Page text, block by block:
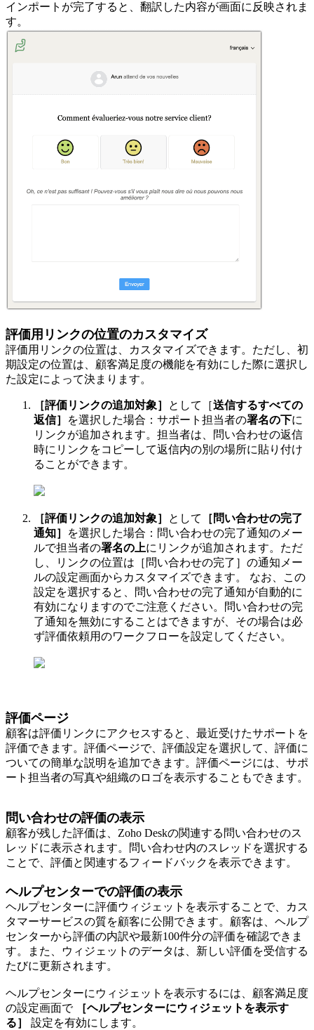
インポートが完了すると、翻訳した内容が画面に反映されま
す。
評価用リンクの位置のカスタマイズ
評価用リンクの位置は、カスタマイズできます。ただし、初
期設定の位置は、顧客満足度の機能を有効にした際に選択し
た設定によって決まります。
［評価リンクの追加対象］ として［送信するすべての
返信］
を選択した場合：サポート担当者の署名の下に
リンクが追加されます。担当者は、問い合わせの返信
時にリンクをコピーして返信内の別の場所に貼り付け
ることができます。
［評価リンクの追加対象］ として
［問い合わせの完了
通知］
を選択した場合：問い合わせの完了通知のメー
ルで担当者の署名の上にリンクが追加されます。ただ
し、リンクの位置は［問い合わせの完了］の通知メー
ルの設定画面からカスタマイズできます。 なお、
この
設定を選択すると、問い合わせの完了通知が自動的に
有効になりますのでご注意ください。問い合わせの完
了通知を無効にすることはできますが、その場合は必
ず評価依頼用のワークフローを設定してください。
評価ページ
顧客は評価リンクにアクセスすると、最近受けたサポートを
評価できます。評価ページで、評価設定を選択して、評価に
ついての簡単な説明を追加できます。評価ページには、サポ
ート担当者の写真や組織のロゴを表示することもできます。
問い合わせの評価の表示
顧客が残した評価は、Zoho Deskの関連する問い合わせのス
レッドに表示されます。問い合わせ内のスレッドを選択する
ことで、評価と関連するフィードバックを表示できます。
ヘルプセンターでの評価の表示
ヘルプセンターに評価ウィジェットを表示することで、カス
タマーサービスの質を顧客に公開できます。顧客は、ヘルプ
センターから評価の内訳や最新100件分の評価を確認できま
す。また、ウィジェットのデータは、新しい評価を受信する
たびに更新されます。
ヘルプセンターにウィジェットを表示するには、顧客満足度
の設定画面で［ヘルプセンターにウィジェットを表示す
る］
設定を有効にします。